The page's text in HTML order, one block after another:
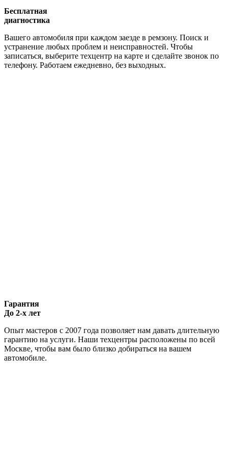
Бесплатная
диагностика
Вашего автомобиля при каждом заезде в ремзону. Поиск и
устранение любых проблем и неисправностей. Чтобы
записаться, выберите техцентр на карте и сделайте звонок по
телефону. Работаем ежедневно, без выходных.
Гарантия
До 2-х лет
Опыт мастеров с 2007 года позволяет нам давать длительную
гарантию на услуги. Наши техцентры расположены по всей
Москве, чтобы вам было близко добираться на вашем
автомобиле.